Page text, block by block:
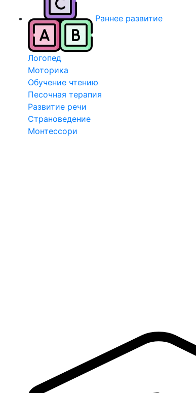
Раннее развитие
Логопед
Моторика
Обучение чтению
Песочная терапия
Развитие речи
Страноведение
Монтессори